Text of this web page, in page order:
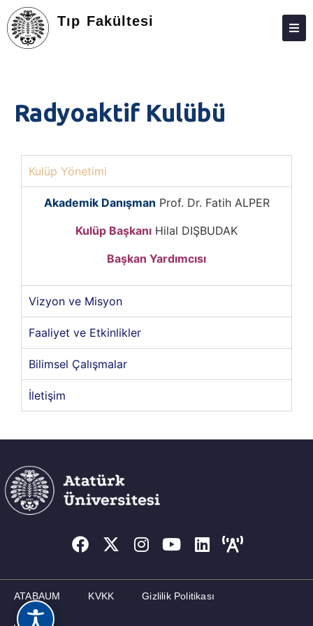
Tıp Fakültesi
ARAŞTIRMA
ÖĞRENCILER
MEZUN
E-BAĞLANTILAR
AKREDITASYON
İLETIŞIM
Radyoaktif Kulübü
Kulüp Yönetimi
Akademik Danışman Prof. Dr. Fatih ALPER
Kulüp Başkanı Hilal DIŞBUDAK
Başkan Yardımcısı
Vizyon ve Misyon
Faaliyet ve Etkinlikler
Bilimsel Çalışmalar
İletişim
ATABAUM KVKK Gizlilik Politikası